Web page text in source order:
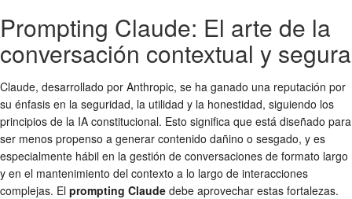
Prompting Claude: El arte de la
conversación contextual y segura
Claude, desarrollado por Anthropic, se ha ganado una reputación por
su énfasis en la seguridad, la utilidad y la honestidad, siguiendo los
principios de la IA constitucional. Esto significa que está diseñado para
ser menos propenso a generar contenido dañino o sesgado, y es
especialmente hábil en la gestión de conversaciones de formato largo
y en el mantenimiento del contexto a lo largo de interacciones
complejas. El prompting Claude debe aprovechar estas fortalezas.